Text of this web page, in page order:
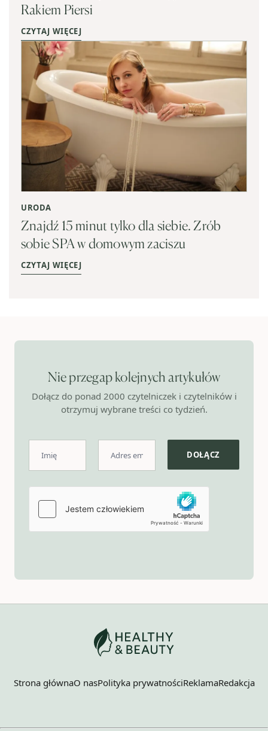
Rakiem Piersi
CZYTAJ WIĘCEJ
URODA
Znajdź 15 minut tylko dla siebie. Zrób
sobie SPA w domowym zaciszu
CZYTAJ WIĘCEJ
Nie przegap kolejnych artykułów
Dołącz do ponad 2000 czytelniczek i czytelników i
otrzymuj wybrane treści co tydzień.
Strona głównaO nasPolityka prywatnościReklamaRedakcja